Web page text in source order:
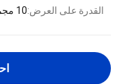
القدرة على العرض:10 مجموعات شهرياً